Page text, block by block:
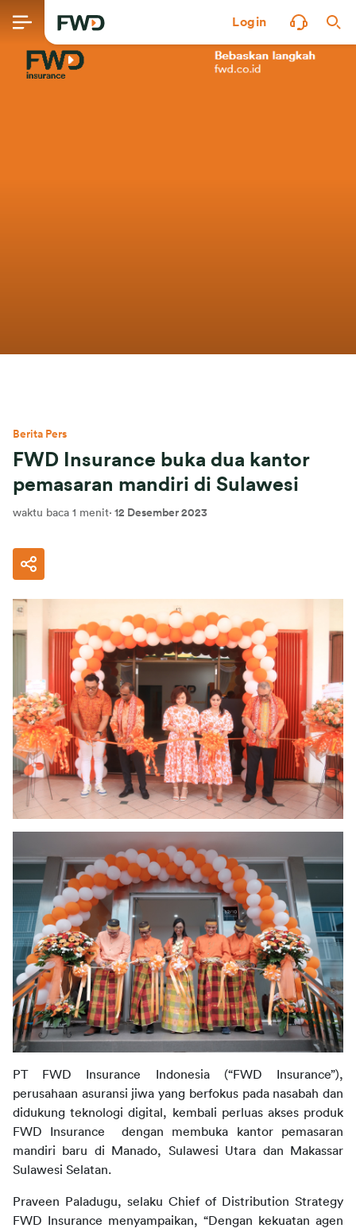
Login
Berita Pers
FWD Insurance buka dua kantor
pemasaran mandiri di Sulawesi
waktu baca 1 menit· 12 Desember 2023
PT FWD Insurance Indonesia (“FWD Insurance”),
perusahaan asuransi jiwa yang berfokus pada nasabah dan
didukung teknologi digital, kembali perluas akses produk
FWD Insurance  dengan membuka kantor pemasaran
mandiri baru di Manado, Sulawesi Utara dan Makassar
Sulawesi Selatan.
Praveen Paladugu, selaku Chief of Distribution Strategy
FWD Insurance menyampaikan, “Dengan kekuatan agen